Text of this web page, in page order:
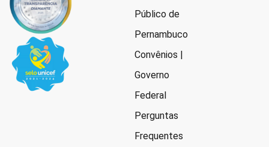
Público de
Pernambuco
Convênios |
Governo
Federal
Perguntas
Frequentes